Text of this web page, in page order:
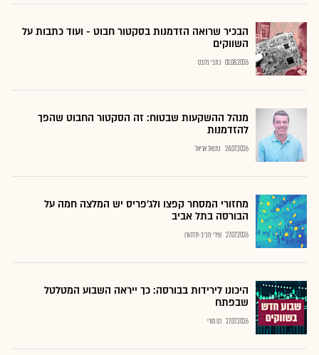
הבכיר שרואה הזדמנות בסקטור חבוט - ועוד כתבות על
השווקים
01.08.2026 כתבי גלובס
מנהל ההשקעות שבטוח: זה הסקטור החבוט שהפך
להזדמנות
28.07.2026 נתנאל אריאל
מחזורי המסחר קפצו ולג'פריס יש המלצה חמה על
הבורסה בתל אביב
27.07.2026 שירי חביב-ולדהורן
היכונו לירידות בבורסה: כך ייראה השבוע המטלטל
שבפתח
27.07.2026 רם מורי